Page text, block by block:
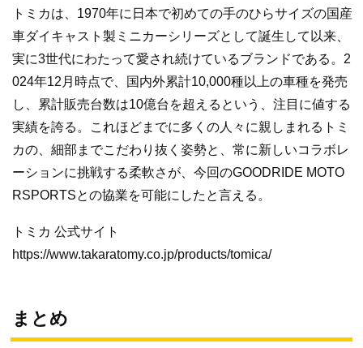
トミカは、1970年に日本で初めての手のひらサイズの国産
車ダイキャスト製ミニカーシリーズとして誕生して以来、
実に3世代にわたって愛され続けているブランドである。2
024年12月時点で、国内外累計10,000種以上の車種を発売
し、累計販売台数は10億台を超えるという、注目に値する
実績を誇る。これほどまでに多くの人々に親しまれるトミ
カの、細部までこだわり抜く姿勢と、常に新しいコラボレ
ーションに挑戦する柔軟さが、今回のGOODRIDE MOTO
RSPORTSとの協業を可能にしたと言える。
トミカ 公式サイト
https://www.takaratomy.co.jp/products/tomica/
まとめ